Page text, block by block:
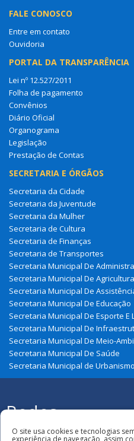
FALE CONOSCO
Entre em contato
Ouvidoria
PORTAL DA TRANSPARÊNCIA
Lei nº 12.527/2011
Folha de pagamento
Convênios
Diário Oficial
Organograma
Legislação
Prestação de Contas
SECRETARIA E ÓRGÃOS
Secretaria da Cidade
Secretaria da Juventude
Secretaria da Mulher
Secretaria de Cultura
Secretaria de Finanças
Secretaria de Transportes
Secretaria Municipal De
Secretaria Municipal De Agricultura
Secretaria Municipal De
Secretaria Municipal De Educação
Secretaria Municipal De Esporte E
Secretaria Municipal De
Secretaria Municipal De Meio-
Secretaria Municipal De Saúde
Secretaria Municipal de Urbanismo
Redes
Sociais
Todos
O site usa cookies e tecnologias
experiência de navegação, assim